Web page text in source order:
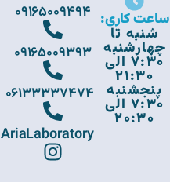
ساعت کاری:
شنبه تا
چهارشنبه
7:30 الی
21:30
پنجشنبه
7:30 الی
20:30
09165009494
09165009393
06133337474
AriaLaboratory